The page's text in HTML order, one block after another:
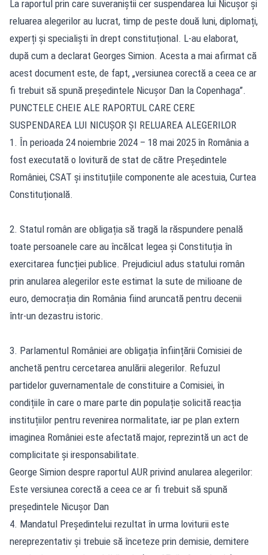
La raportul prin care suveraniștii cer suspendarea lui Nicușor și
reluarea alegerilor au lucrat, timp de peste două luni, diplomați,
experți și specialiști în drept constituțional. L-au elaborat,
după cum a declarat Georges Simion. Acesta a mai afirmat că
acest document este, de fapt, „versiunea corectă a ceea ce ar
fi trebuit să spună președintele Nicușor Dan la Copenhaga”.
PUNCTELE CHEIE ALE RAPORTUL CARE CERE
SUSPENDAREA LUI NICUȘOR ȘI RELUAREA ALEGERILOR
1. În perioada 24 noiembrie 2024 – 18 mai 2025 în România a
fost executată o lovitură de stat de către Președintele
României, CSAT și instituțiile componente ale acestuia, Curtea
Constituțională.
2. Statul român are obligația să tragă la răspundere penală
toate persoanele care au încălcat legea și Constituția în
exercitarea funcției publice. Prejudiciul adus statului român
prin anularea alegerilor este estimat la sute de milioane de
euro, democrația din România fiind aruncată pentru decenii
într-un dezastru istoric.
3. Parlamentul României are obligația înființării Comisiei de
anchetă pentru cercetarea anulării alegerilor. Refuzul
partidelor guvernamentale de constituire a Comisiei, în
condițiile în care o mare parte din populație solicită reacția
instituțiilor pentru revenirea normalitate, iar pe plan extern
imaginea României este afectată major, reprezintă un act de
complicitate și iresponsabilitate.
George Simion despre raportul AUR privind anularea alegerilor:
Este versiunea corectă a ceea ce ar fi trebuit să spună
președintele Nicușor Dan
4. Mandatul Președintelui rezultat în urma loviturii este
nereprezentativ și trebuie să înceteze prin demisie, demitere